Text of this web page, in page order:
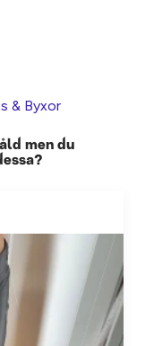
& Byxor
men du